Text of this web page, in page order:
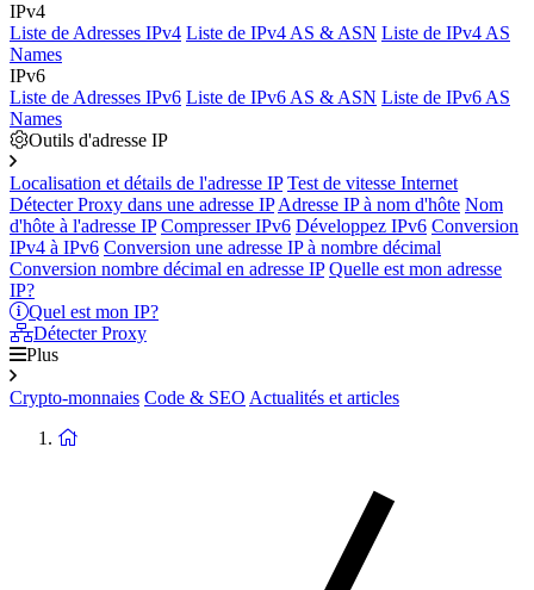
IPv4
Liste de Adresses IPv4 Liste de IPv4 AS & ASN Liste de IPv4 AS
Names
IPv6
Liste de Adresses IPv6 Liste de IPv6 AS & ASN Liste de IPv6 AS
Names
Outils d'adresse IP
Localisation et détails de l'adresse IP Test de vitesse Internet
Détecter Proxy dans une adresse IP Adresse IP à nom d'hôte Nom
d'hôte à l'adresse IP Compresser IPv6 Développez IPv6 Conversion
IPv4 à IPv6 Conversion une adresse IP à nombre décimal
Conversion nombre décimal en adresse IP Quelle est mon adresse
IP?
Quel est mon IP?
Détecter Proxy
Plus
Crypto-monnaies Code & SEO Actualités et articles